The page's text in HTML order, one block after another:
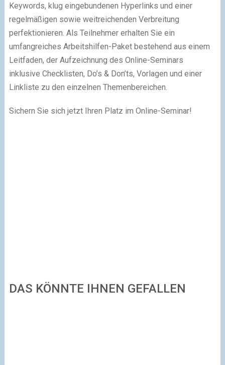
Keywords, klug eingebundenen Hyperlinks und einer
regelmäßigen sowie weitreichenden Verbreitung
perfektionieren. Als Teilnehmer erhalten Sie ein
umfangreiches Arbeitshilfen-Paket bestehend aus einem
Leitfaden, der Aufzeichnung des Online-Seminars
inklusive Checklisten, Do’s & Don’ts, Vorlagen und einer
Linkliste zu den einzelnen Themenbereichen.
Sichern Sie sich jetzt Ihren Platz im Online-Seminar!
DAS KÖNNTE IHNEN GEFALLEN